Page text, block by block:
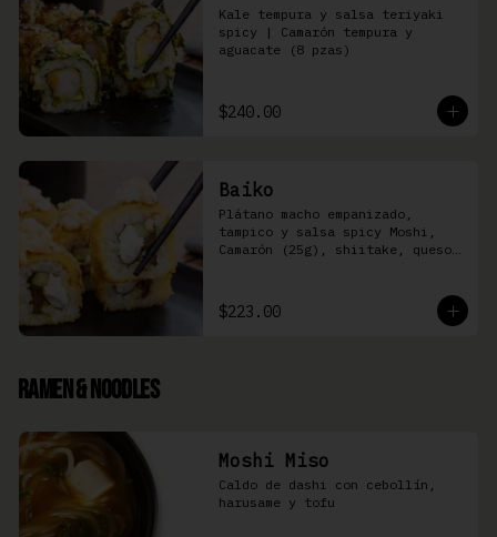
Kale tempura y salsa teriyaki
spicy | Camarón tempura y
aguacate (8 pzas)
$240.00
Baiko
Plátano macho empanizado,
tampico y salsa spicy Moshi,
Camarón (25g), shiitake, queso
$223.00
Ramen & Noodles
Moshi Miso
Caldo de dashi con cebollín,
harusame y tofu